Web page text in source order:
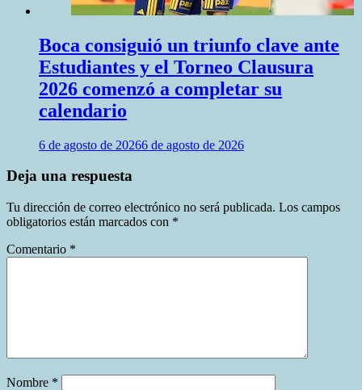
Boca consiguió un triunfo clave ante
Estudiantes y el Torneo Clausura
2026 comenzó a completar su
calendario
6 de agosto de 20266 de agosto de 2026
Deja una respuesta
Tu dirección de correo electrónico no será publicada. Los campos
obligatorios están marcados con *
Comentario *
Nombre *